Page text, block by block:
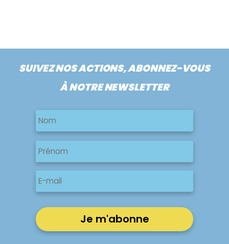
SUIVEZ NOS ACTIONS, ABONNEZ-VOUS
À NOTRE NEWSLETTER
Nom
Nom
Nom
Prénom
E-
mail